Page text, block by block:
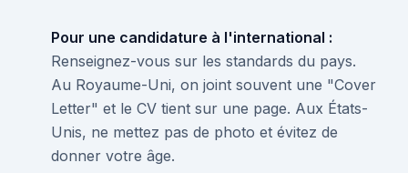
Pour une candidature à l'international :
Renseignez-vous sur les standards du pays.
Au Royaume-Uni, on joint souvent une "Cover
Letter" et le CV tient sur une page. Aux États-
Unis, ne mettez pas de photo et évitez de
donner votre âge.